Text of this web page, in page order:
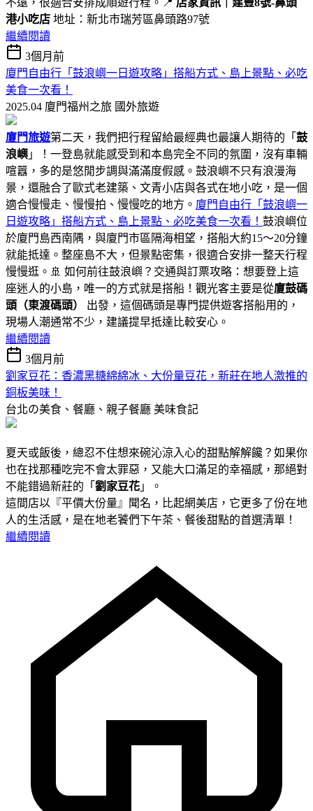
港小吃店 地址：新北市瑞芳區鼻頭路97號
繼續閱讀
3個月前
廈門自由行「鼓浪嶼一日遊攻略」搭船方式、島上景點、必吃
美食一次看！
2025.04 廈門福州之旅 國外旅遊
廈門旅遊第二天，我們把行程留給最經典也最讓人期待的「 鼓
浪嶼 」！一登島就能感受到和本島完全不同的氛圍，沒有車輛
喧囂，多的是悠閒步調與滿滿度假感。鼓浪嶼不只有浪漫海
景，還融合了歐式老建築、文青小店與各式在地小吃，是一個
適合慢慢走、慢慢拍、慢慢吃的地方。 廈門自由行「鼓浪嶼一
日遊攻略」搭船方式、島上景點、必吃美食一次看！ 鼓浪嶼位
於廈門島西南隅，與廈門市區隔海相望，搭船大約15～20分鐘
就能抵達。整座島不大，但景點密集，很適合安排一整天行程
慢慢逛。🚢 如何前往鼓浪嶼？交通與訂票攻略：想要登上這
座迷人的小島，唯一的方式就是搭船！觀光客主要是從廈鼓碼
頭（東渡碼頭）
出發，這個碼頭是專門提供遊客搭船用的，
現場人潮通常不少，建議提早抵達比較安心。
繼續閱讀
3個月前
劉家豆花：香濃黑糖綿綿冰、大份量豆花，新莊在地人激推的
銅板美味！
台北の美食、餐廳、親子餐廳 美味食記
夏天或飯後，總忍不住想來碗沁涼入心的甜點解解饞？如果你
也在找那種吃完不會太罪惡，又能大口滿足的幸福感，那絕對
不能錯過新莊的「 劉家豆花 」。
這間店以『平價大份量』聞名，比起網美店，它更多了份在地
人的生活感，是在地老饕們下午茶、餐後甜點的首選清單！
繼續閱讀